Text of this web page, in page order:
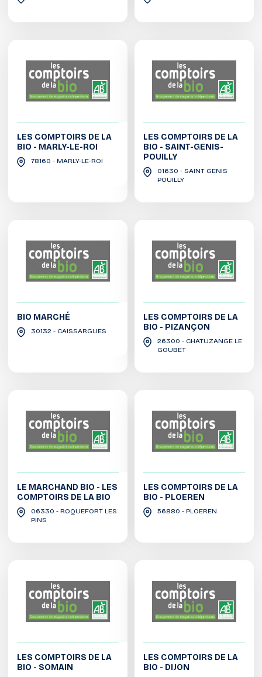
LES COMPTOIRS DE LA
BIO - MARLY-LE-ROI
78160 - MARLY-LE-ROI
LES COMPTOIRS DE LA
BIO - SAINT-GENIS-
POUILLY
01630 - SAINT GENIS
POUILLY
BIO MARCHÉ
30132 - CAISSARGUES
LES COMPTOIRS DE LA
BIO - PIZANÇON
26300 - CHATUZANGE LE
GOUBET
LE MARCHAND BIO - LES
COMPTOIRS DE LA BIO
06330 - ROQUEFORT LES
PINS
LES COMPTOIRS DE LA
BIO - PLOEREN
56880 - PLOEREN
LES COMPTOIRS DE LA
BIO - SOMAIN
LES COMPTOIRS DE LA
BIO - DIJON